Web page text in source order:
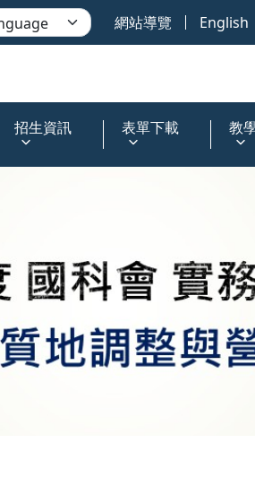
網站導覽 English
招生資訊 表單下載 教